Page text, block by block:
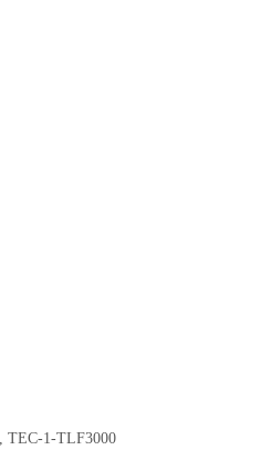
TEC-1-TLF3000